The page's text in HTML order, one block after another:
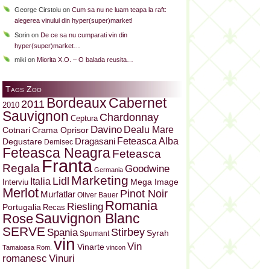
George Cirstoiu on Cum sa nu ne luam teapa la raft:
alegerea vinului din hyper(super)market!
Sorin on De ce sa nu cumparati vin din
hyper(super)market…
miki on Miorita X.O. – O balada reusita…
Tags Zoo
2010 2011 BordeauxCabernet
Sauvignon Ceptura Chardonnay
Cotnari Crama Oprisor Davino Dealu Mare
Degustare Demisec Dragasani Feteasca Alba
Feteasca NeagraFeteasca
Regala Franta Germania Goodwine
Interviu Italia Lidl Marketing Mega Image
Merlot Murfatlar Oliver Bauer Pinot Noir
Portugalia Recas Riesling Romania
RoseSauvignon Blanc
SERVE Spania Spumant Stirbey Syrah
Tamaioasa Rom. vin Vinarte vincon Vin
romanesc Vinuri